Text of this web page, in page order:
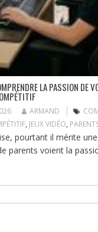
LA PASSION DE
ARMAND
, JEUX VIDÉO,
pourtant il mérite
parents voient la